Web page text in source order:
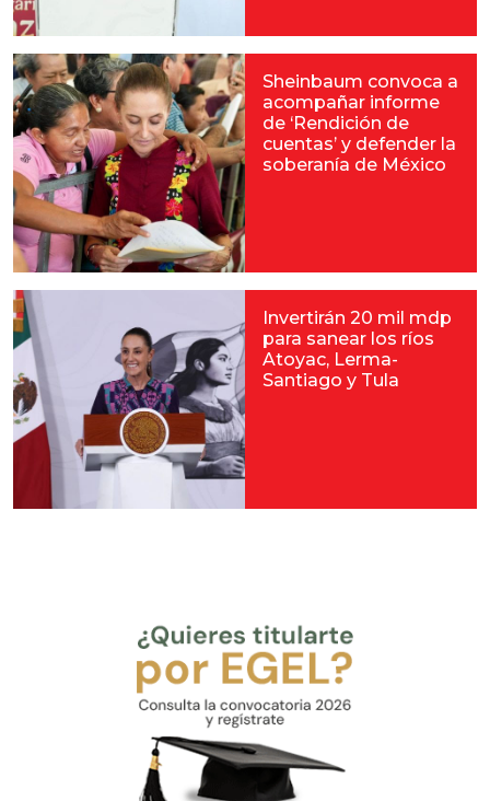
Sheinbaum convoca a
acompañar informe
de ‘Rendición de
cuentas’ y defender la
soberanía de México
Invertirán 20 mil mdp
para sanear los ríos
Atoyac, Lerma-
Santiago y Tula